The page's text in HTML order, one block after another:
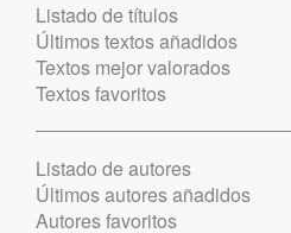
Listado de títulos
Últimos textos añadidos
Textos mejor valorados
Textos favoritos
Listado de autores
Últimos autores añadidos
Autores favoritos